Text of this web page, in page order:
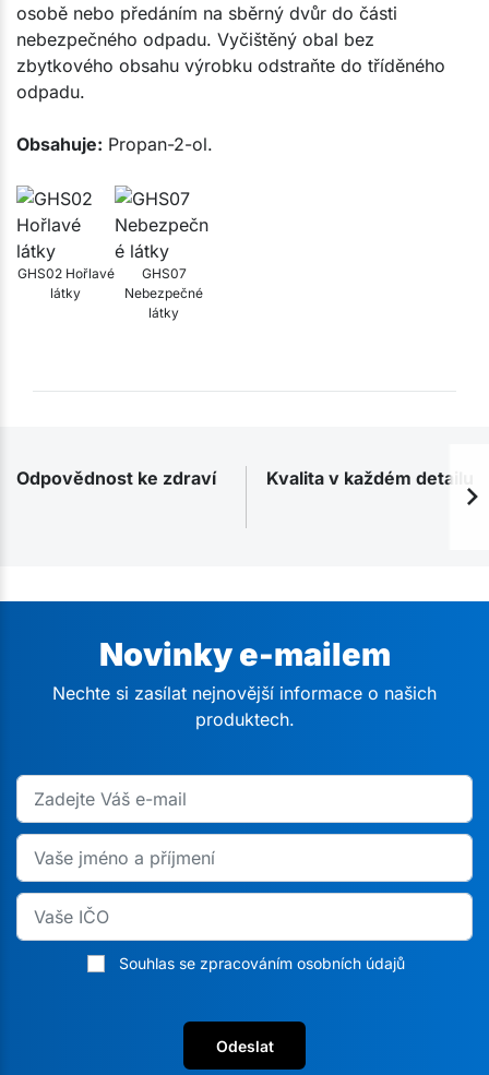
osobě nebo předáním na sběrný dvůr do části
nebezpečného odpadu. Vyčištěný obal bez
zbytkového obsahu výrobku odstraňte do tříděného
odpadu.
Obsahuje: Propan-2-ol.
GHS02 Hořlavé
látky
GHS07
Nebezpečné
látky
Odpovědnost ke zdraví Kvalita v každém detailu
Novinky e-mailem
Nechte si zasílat nejnovější informace o našich
produktech.
Souhlas se zpracováním osobních údajů
Odeslat